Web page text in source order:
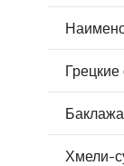
Грецкие
Хмели-